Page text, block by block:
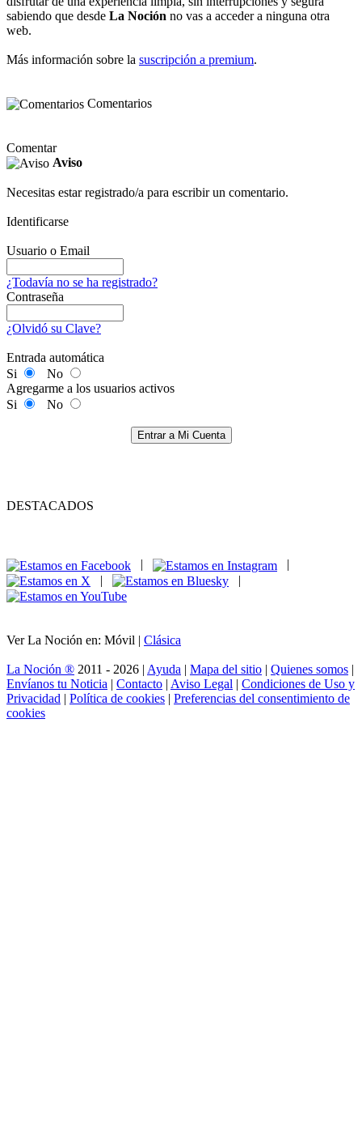
sabiendo que desde La Noción no vas a acceder a ninguna otra
web.
Más información sobre la suscripción a premium.
Comentarios
Comentar
Aviso
Necesitas estar registrado/a para escribir un comentario.
Identificarse
Usuario o Email
¿Todavía no se ha registrado?
Contraseña
¿Olvidó su Clave?
Entrada automática
Si
No
Agregarme a los usuarios activos
Si
No
Entrar a Mi Cuenta
DESTACADOS
|
|
Ver La Noción en: Móvil | Clásica
La Noción ® 2011 - 2026 | Ayuda | Mapa del sitio | Quienes somos |
Envíanos tu Noticia | Contacto | Aviso Legal | Condiciones de Uso y
Privacidad | Política de cookies | Preferencias del consentimiento de
cookies